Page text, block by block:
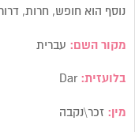
נוסף הוא חופש, חרות,
מקור השם: עברית
בלועזית: Dar
מין: זכר\נקבה